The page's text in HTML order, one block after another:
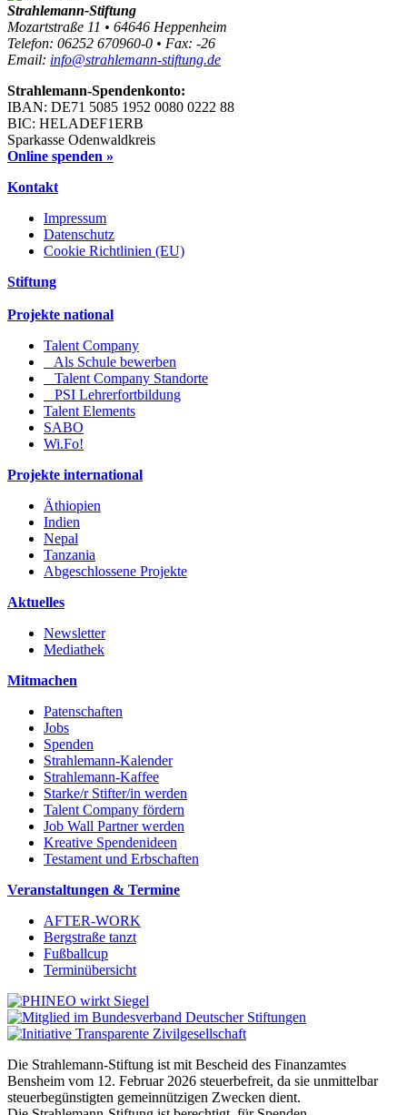
Strahlemann-Stiftung
Mozartstraße 11 • 64646 Heppenheim
Telefon: 06252 670960-0 • Fax: -26
Email: info@strahlemann-stiftung.de
Strahlemann-Spendenkonto:
IBAN: DE71 5085 1952 0080 0222 88
BIC: HELADEF1ERB
Sparkasse Odenwaldkreis
Online spenden »
Kontakt
Impressum
Datenschutz
Cookie Richtlinien (EU)
Stiftung
Projekte national
Talent Company
Als Schule bewerben
Talent Company Standorte
PSI Lehrerfortbildung
Talent Elements
SABO
Wi.Fo!
Projekte international
Äthiopien
Indien
Nepal
Tanzania
Abgeschlossene Projekte
Aktuelles
Newsletter
Mediathek
Mitmachen
Patenschaften
Jobs
Spenden
Strahlemann-Kalender
Strahlemann-Kaffee
Starke/r Stifter/in werden
Talent Company fördern
Job Wall Partner werden
Kreative Spendenideen
Testament und Erbschaften
Veranstaltungen & Termine
AFTER-WORK
Bergstraße tanzt
Fußballcup
Terminübersicht
Die Strahlemann-Stiftung ist mit Bescheid des Finanzamtes
Bensheim vom 12. Februar 2026 steuerbefreit, da sie unmittelbar
steuerbegünstigten gemeinnützigen Zwecken dient.